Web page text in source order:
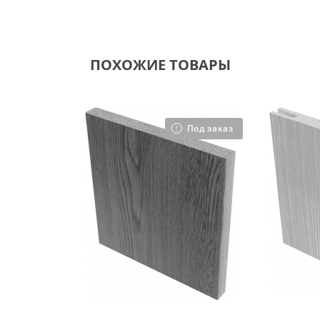
ПОХОЖИЕ ТОВАРЫ
Под заказ